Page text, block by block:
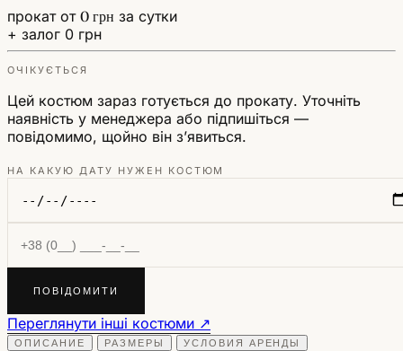
прокат от 0 грн за сутки
+ залог 0 грн
ОЧІКУЄТЬСЯ
Цей костюм зараз готується до прокату. Уточніть
наявність у менеджера або підпишіться —
повідомимо, щойно він зʼявиться.
НА КАКУЮ ДАТУ НУЖЕН КОСТЮМ
ПОВІДОМИТИ
Переглянути інші костюми ↗
ОПИСАНИЕ РАЗМЕРЫ
УСЛОВИЯ АРЕНДЫ